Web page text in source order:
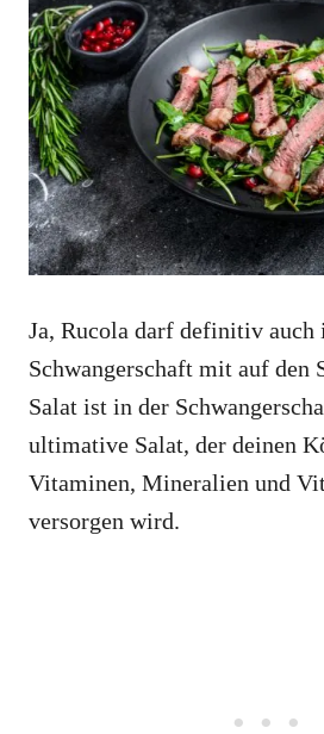
Ja, Rucola darf definitiv auch
Schwangerschaft mit auf den
Salat ist in der
ultimative Salat, der deinen
Vitaminen, Mineralien und
versorgen wird.